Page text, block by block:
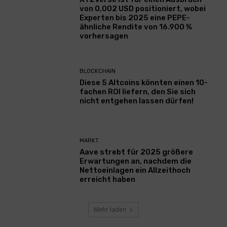
von 0,002 USD positioniert, wobei
Experten bis 2025 eine PEPE-
ähnliche Rendite von 16.900 %
vorhersagen
BLOCKCHAIN
Diese 5 Altcoins könnten einen 10-
fachen ROI liefern, den Sie sich
nicht entgehen lassen dürfen!
MARKT
Aave strebt für 2025 größere
Erwartungen an, nachdem die
Nettoeinlagen ein Allzeithoch
erreicht haben
Mehr laden